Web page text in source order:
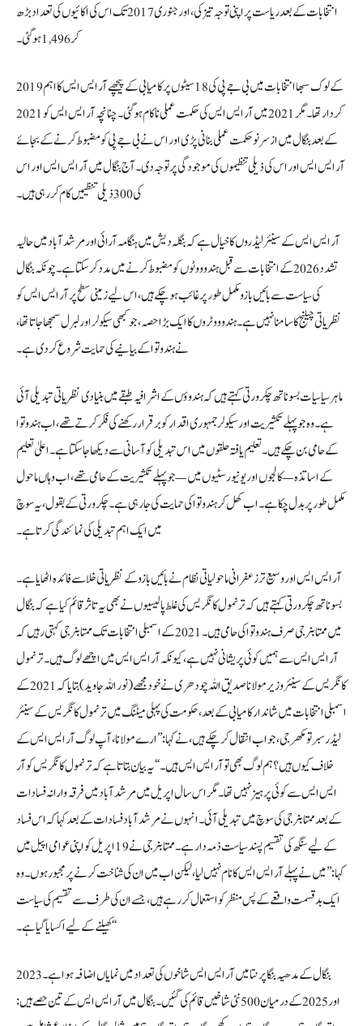
انتخابات کے بعد ریاست پر اپنی توجہ تیز کی، اور جنوری 2017 تک اس کی اکائیوں کی تعداد بڑھ
کر 1,496 ہو گئی۔
2019 کے لوک سبھا انتخابات میں بی جے پی کی 18 سیٹوں پر کامیابی کے پیچھے آر ایس ایس کا اہم
کردار تھا۔ مگر 2021 میں آر ایس ایس کی حکمت عملی ناکام ہو گئی۔ چنانچہ آر ایس ایس کو 2021
کے بعد بنگال میں از سر نو حکمت عملی بنانی پڑی اور اس نے بی جے پی کو مضبوط کرنے کے بجائے
آر ایس ایس اور اس کی ذیلی تنظیموں کی موجودگی پر توجہ دی۔ آج بنگال میں آر ایس ایس اور اس
کی 300 ذیلی تنظیمیں کام کر رہی ہیں۔
آر ایس ایس کے سینئر لیڈروں کا خیال ہے کہ بنگلہ دیش میں ہنگامہ آرائی اور مرشد آباد میں حالیہ
تشدد 2026 کے انتخابات سے قبل ہندو ووٹوں کو مضبوط کرنے میں مدد کر سکتا ہے۔ چونکہ بنگال
کی سیاست سے بائیں بازو مکمل طور پر غائب ہو چکے ہیں، اس لیے زمینی سطح پر آر ایس ایس کو
نظریاتی چیلنج کا سامنا نہیں ہے۔ ہندو ووٹروں کا ایک بڑا حصہ، جو کبھی سیکولر اور لبرل سمجھا جاتا تھا،
نے ہندوتوا کے بیانیے کی حمایت شروع کر دی ہے۔
ماہر سیاسیات بسوناتھ چکرورتی کہتے ہیں کہ ہندوؤں کے اشرافیہ طبقے میں بنیادی نظریاتی تبدیلی آئی
ہے۔ وہ جو پہلے تکثیریت اور سیکولر جمہوری اقدار کو برقرار رکھنے کی فکر کرتے تھے، اب ہندوتوا
کے حامی بن چکے ہیں۔ تعلیم یافتہ حلقوں میں اس تبدیلی کو آسانی سے دیکھا جا سکتا ہے۔ اعلیٰ تعلیم
کے اساتذہ — کالجوں اور یونیورسٹیوں میں — جو پہلے تکثیریت کے حامی تھے، اب وہاں ماحول
مکمل طور پر بدل چکا ہے۔ اب کھل کر ہندوتوا کی حمایت کی جا رہی ہے۔ چکرورتی کے بقول، یہ سوچ
میں ایک اہم تبدیلی کی نمائندگی کرتا ہے۔
آر ایس ایس اور وسیع تر زعفرانی ماحولیاتی نظام نے بائیں بازو کے نظریاتی خلا سے فائدہ اٹھایا ہے۔
بسوناتھ چکرورتی کہتے ہیں کہ ترنمول کانگریس کی غلط پالیسیوں نے بھی یہ تاثر قائم کیا ہے کہ بنگال
میں ممتا بنرجی صرف ہندوتوا کی حامی ہیں۔ 2021 کے اسمبلی انتخابات تک ممتا بنرجی کہتی رہیں کہ
آر ایس ایس سے ہمیں کوئی پریشانی نہیں ہے، کیونکہ آر ایس ایس میں اچھے لوگ ہیں۔ ترنمول
کانگریس کے سینئر وزیر مولانا صدیق اللہ چودھری نے خود مجھے (نور اللہ جاوید) بتایا کہ 2021 کے
اسمبلی انتخابات میں شاندار کامیابی کے بعد، حکومت کی پہلی میٹنگ میں ترنمول کانگریس کے سینئر
لیڈر سبرتو مکھرجی، جو اب انتقال کر چکے ہیں، نے کہا: ’’ارے مولانا، آپ لوگ آر ایس ایس کے
خلاف کیوں ہیں؟ ہم لوگ بھی تو آر ایس ایس ہیں۔‘‘ یہ بیان بتاتا ہے کہ ترنمول کانگریس کو آر
ایس ایس سے کوئی پرہیز نہیں تھا۔ مگر اس سال اپریل میں مرشد آباد میں فرقہ وارانہ فسادات
کے بعد ممتا بنرجی کی سوچ میں تبدیلی آئی۔ انہوں نے مرشد آباد فسادات کے بعد کہا کہ اس فساد
کے لیے سنگھ کی تقسیم پسند سیاست ذمہ دار ہے۔ ممتا بنرجی نے 19 اپریل کو اپنی عوامی اپیل میں
کہا: ’’میں نے پہلے آر ایس ایس کا نام نہیں لیا، لیکن اب میں ان کی شناخت کرنے پر مجبور ہوں۔ وہ
ایک بدقسمت واقعے کے پس منظر کو استعمال کر رہے ہیں، جسے ان کی طرف سے تقسیم کی سیاست
کھیلنے کے لیے اکسایا گیا ہے۔‘‘
بنگال کے مدھیہ بنگا پرنتا میں آر ایس ایس شاخوں کی تعداد میں نمایاں اضافہ ہوا ہے۔ 2023
اور 2025 کے درمیان 500 نئی شاخیں قائم کی گئیں۔ بنگال میں آر ایس ایس کے تین حصے ہیں: